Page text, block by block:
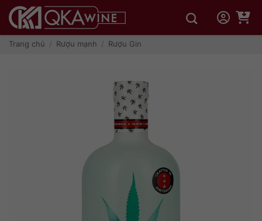
qua
dungTrang chủ / Rượu mạnh / Rượu Gin